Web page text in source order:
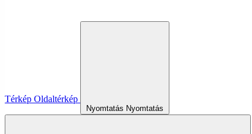
Térkép Oldaltérkép
Nyomtatás Nyomtatás